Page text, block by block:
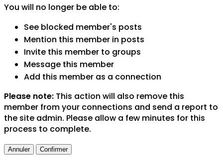
You will no longer be able to:
See blocked member's posts
Mention this member in posts
Invite this member to groups
Message this member
Add this member as a connection
Please note: This action will also remove this
member from your connections and send a report to
the site admin. Please allow a few minutes for this
process to complete.
Confirmer